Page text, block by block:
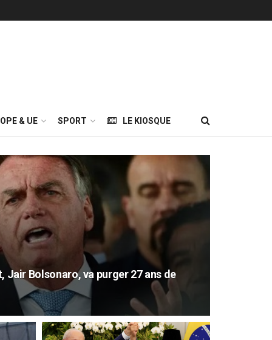
& UE SPORT LE KIOSQUE
Jair Bolsonaro, va purger 27 ans de